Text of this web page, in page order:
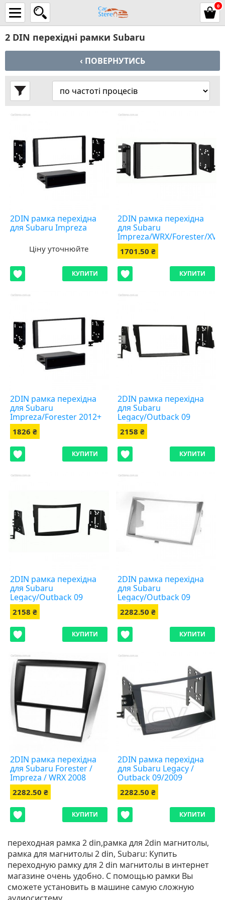
0
2 DIN перехідні рамки Subaru
‹ ПОВЕРНУТИСЬ
2DIN рамка перехідна
для Subaru Impreza
Ціну уточнюйте
КУПИТИ
2DIN рамка перехідна
для Subaru
Impreza/WRX/Forester/XV
1701.50 ₴
КУПИТИ
2DIN рамка перехідна
для Subaru
Impreza/Forester 2012+
1826 ₴
КУПИТИ
2DIN рамка перехідна
для Subaru
Legacy/Outback 09
2158 ₴
КУПИТИ
2DIN рамка перехідна
для Subaru
Legacy/Outback 09
2158 ₴
КУПИТИ
2DIN рамка перехідна
для Subaru
Legacy/Outback 09
2282.50 ₴
КУПИТИ
2DIN рамка перехідна
для Subaru Forester /
Impreza / WRX 2008
2282.50 ₴
КУПИТИ
2DIN рамка перехідна
для Subaru Legacy /
Outback 09/2009
2282.50 ₴
КУПИТИ
переходная рамка 2 din,рамка для 2din магнитолы,
рамка для магнитолы 2 din, Subaru: Купить
переходную рамку для 2 din магнитолы в интернет
магазине очень удобно. С помощью рамки Вы
сможете установить в машине самую сложную